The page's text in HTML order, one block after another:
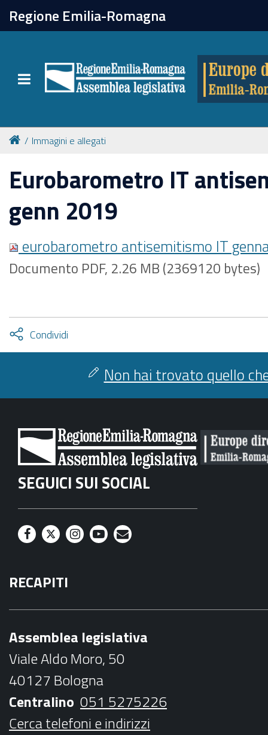
Regione Emilia-Romagna
Toggle navigation
chiudi
Attività
Formazione
Eventi
Tutte le notizie
Newsletter
Immagini e allegati
Eurobarometro IT
genn 2019
eurobarometro antisemitismo IT
Documento PDF, 2.26 MB (2369120 bytes)
Condividi
facebook
twitter
Attiva
condividi
Non hai trovato quello
SEGUICI SUI SOCIAL
F
c
e
k
T
i
t
I
t
a
m
Y
t
b
e
M
l
RECAPITI
Assemblea legislativa
Viale Aldo Moro, 50
40127 Bologna
Centralino 051 5275226
Cerca telefoni e indirizzi